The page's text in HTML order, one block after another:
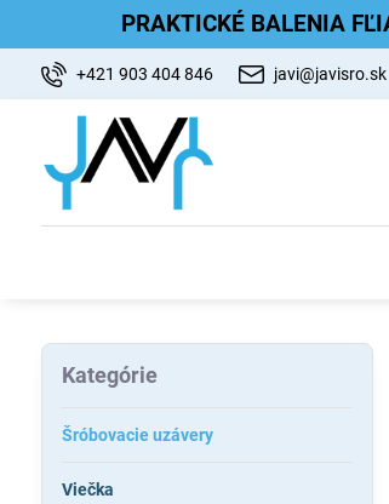
PRAKTICKÉ BALENIA
+421 903 404 846 javi@javisro.sk
Kategórie
Šróbovacie uzávery
Viečka